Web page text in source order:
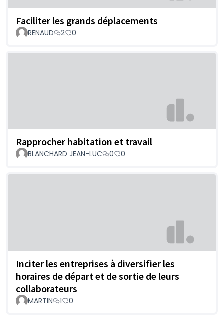
Faciliter les grands déplacements
RENAUD 2 0
Rapprocher habitation et travail
BLANCHARD JEAN-LUC 0 0
Inciter les entreprises à diversifier les
horaires de départ et de sortie de leurs
collaborateurs
MARTIN 1 0